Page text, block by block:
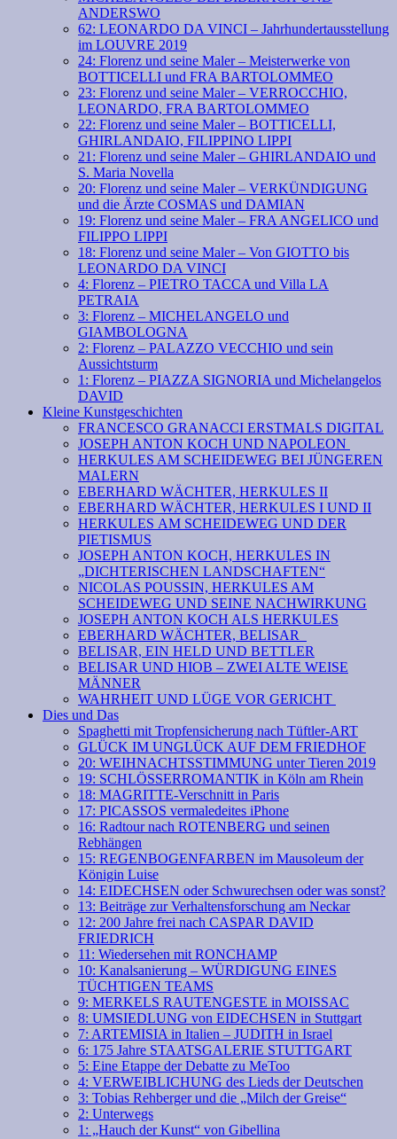
ANDERSWO
62: LEONARDO DA VINCI – Jahrhundertausstellung
im LOUVRE 2019
24: Florenz und seine Maler – Meisterwerke von
BOTTICELLI und FRA BARTOLOMMEO
23: Florenz und seine Maler – VERROCCHIO,
LEONARDO, FRA BARTOLOMMEO
22: Florenz und seine Maler – BOTTICELLI,
GHIRLANDAIO, FILIPPINO LIPPI
21: Florenz und seine Maler – GHIRLANDAIO und
S. Maria Novella
20: Florenz und seine Maler – VERKÜNDIGUNG
und die Ärzte COSMAS und DAMIAN
19: Florenz und seine Maler – FRA ANGELICO und
FILIPPO LIPPI
18: Florenz und seine Maler – Von GIOTTO bis
LEONARDO DA VINCI
4: Florenz – PIETRO TACCA und Villa LA
PETRAIA
3: Florenz – MICHELANGELO und
GIAMBOLOGNA
2: Florenz – PALAZZO VECCHIO und sein
Aussichtsturm
1: Florenz – PIAZZA SIGNORIA und Michelangelos
DAVID
Kleine Kunstgeschichten
FRANCESCO GRANACCI ERSTMALS DIGITAL
JOSEPH ANTON KOCH UND NAPOLEON
HERKULES AM SCHEIDEWEG BEI JÜNGEREN
MALERN
EBERHARD WÄCHTER, HERKULES II
EBERHARD WÄCHTER, HERKULES I UND II
HERKULES AM SCHEIDEWEG UND DER
PIETISMUS
JOSEPH ANTON KOCH, HERKULES IN
„DICHTERISCHEN LANDSCHAFTEN“
NICOLAS POUSSIN, HERKULES AM
SCHEIDEWEG UND SEINE NACHWIRKUNG
JOSEPH ANTON KOCH ALS HERKULES
EBERHARD WÄCHTER, BELISAR
BELISAR, EIN HELD UND BETTLER
BELISAR UND HIOB – ZWEI ALTE WEISE
MÄNNER
WAHRHEIT UND LÜGE VOR GERICHT
Dies und Das
Spaghetti mit Tropfensicherung nach Tüftler-ART
GLÜCK IM UNGLÜCK AUF DEM FRIEDHOF
20: WEIHNACHTSSTIMMUNG unter Tieren 2019
19: SCHLÖSSERROMANTIK in Köln am Rhein
18: MAGRITTE-Verschnitt in Paris
17: PICASSOS vermaledeites iPhone
16: Radtour nach ROTENBERG und seinen
Rebhängen
15: REGENBOGENFARBEN im Mausoleum der
Königin Luise
14: EIDECHSEN oder Schwurechsen oder was sonst?
13: Beiträge zur Verhaltensforschung am Neckar
12: 200 Jahre frei nach CASPAR DAVID
FRIEDRICH
11: Wiedersehen mit RONCHAMP
10: Kanalsanierung – WÜRDIGUNG EINES
TÜCHTIGEN TEAMS
9: MERKELS RAUTENGESTE in MOISSAC
8: UMSIEDLUNG von EIDECHSEN in Stuttgart
7: ARTEMISIA in Italien – JUDITH in Israel
6: 175 Jahre STAATSGALERIE STUTTGART
5: Eine Etappe der Debatte zu MeToo
4: VERWEIBLICHUNG des Lieds der Deutschen
3: Tobias Rehberger und die „Milch der Greise“
2: Unterwegs
1: „Hauch der Kunst“ von Gibellina